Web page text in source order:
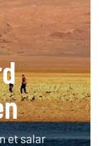
et salar